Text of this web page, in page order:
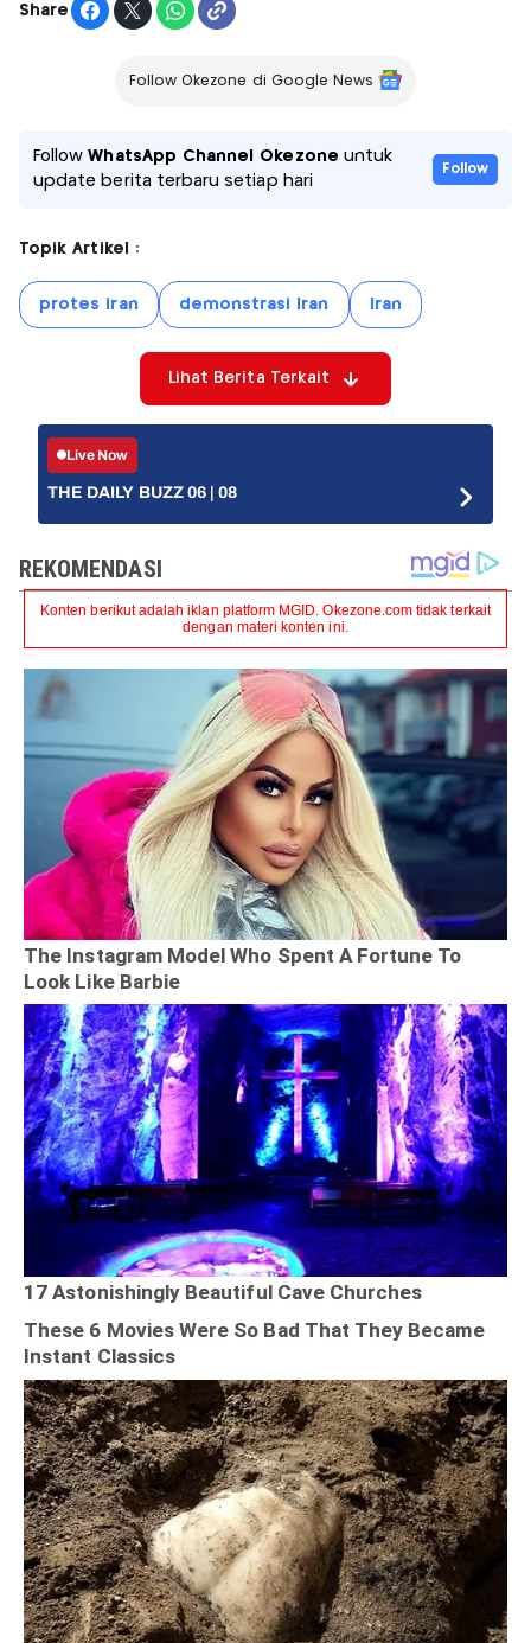
Share
Follow Okezone di Google News
FollowWhatsApp Channel Okezone untuk
update berita terbaru setiap hari
Follow
Topik Artikel :
protes iran demonstrasi Iran Iran
Lihat Berita Terkait
Live Now
THE DAILY BUZZ 06 | 08